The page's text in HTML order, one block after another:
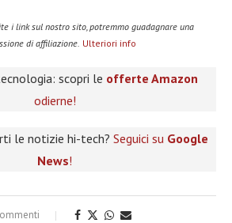
i link sul nostro sito, potremmo guadagnare una
di affiliazione. Ulteriori info
scopri le offerte Amazon
odierne!
le notizie hi-tech? Seguici su Google
News!